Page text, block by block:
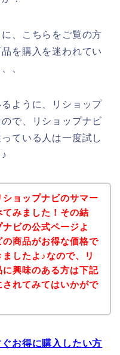
、こちらをご覧の方
を購入を迷われてい
、
ように、リショップ
で、リショップナビ
ている人は一度試し
ョップナビのサマー
みました！その結
ビの公式ページよ
の商品がお得な価格で
したよ♪なので、リ
興味のある方は下記
れてみてはいかがで
お得に購入したい方